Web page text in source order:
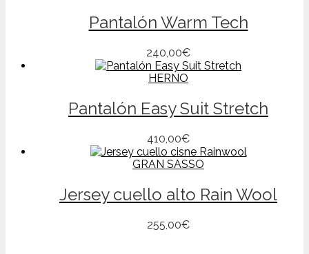
variantes.
Las
se
pueden
la
producto
Pantalón Warm Tech
240,00€Este
producto
variantes.
Las
pueden
elegir
la
HERNO
Pantalón Easy Suit Stretch
410,00€Este
producto
tiene
variantes.
Las
se
GRAN SASSO
Jersey cuello alto Rain Wool
255,00€Este